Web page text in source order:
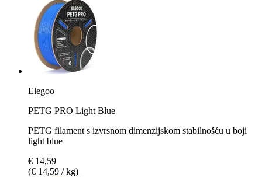
Elegoo
PETG PRO Light Blue
PETG filament s izvrsnom dimenzijskom stabilnošću u boji
light blue
€ 14,59
(€ 14,59 / kg)